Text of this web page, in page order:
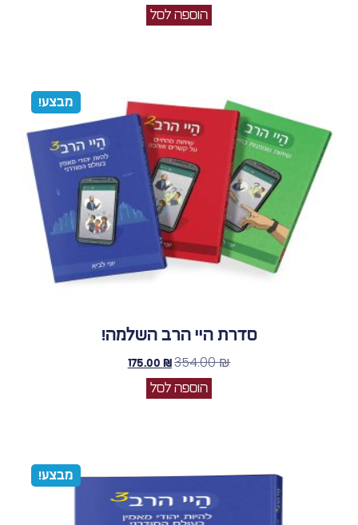
הוספה לסל
מבצע!
סדרת היי הרב השלמה!
354.00₪
175.00 ₪
הוספה לסל
מבצע!